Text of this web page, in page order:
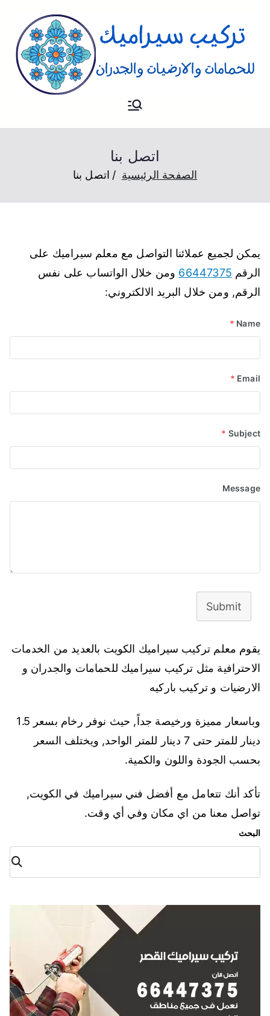
سيراميك
فني تركيب سيراميك للارضيات و
اتصل بنا
الصفحة الرئيسية اتصل بنا
يمكن لجميع عملائنا التواصل مع معلم سيراميك على
الرقم 66447375 ومن خلال الواتساب على نفس
الرقم, ومن خلال البريد الالكتروني:
Name
*
Email
*
Subject
*
Message
Submit
يقوم معلم تركيب سيراميك الكويت بالعديد من الخدمات
الاحترافية مثل تركيب سيراميك للحمامات والجدران و
الارضيات و تركيب باركيه
وباسعار مميزة ورخيصة جداً, حيث نوفر رخام بسعر 1.5
دينار للمتر حتى 7 دينار للمتر الواحد, ويختلف السعر
بحسب الجودة واللون والكمية.
تأكد أنك تتعامل مع أفضل فني سيراميك في الكويت,
تواصل معنا من اي مكان وفي أي وقت.
البحث
البح
ث